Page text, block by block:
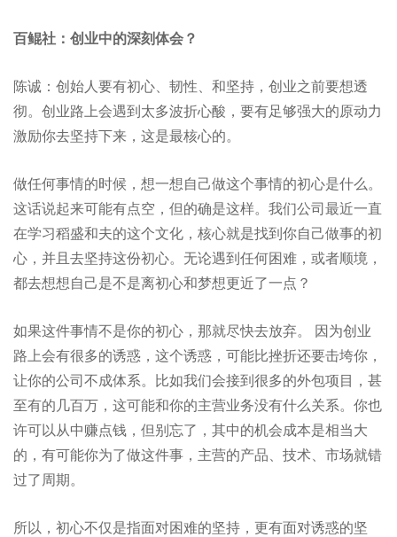
百鲲社：创业中的深刻体会？
陈诚：创始人要有初心、韧性、和坚持，创业之前要想透
彻。创业路上会遇到太多波折心酸，要有足够强大的原动力
激励你去坚持下来，这是最核心的。
做任何事情的时候，想一想自己做这个事情的初心是什么。
这话说起来可能有点空，但的确是这样。我们公司最近一直
在学习稻盛和夫的这个文化，核心就是找到你自己做事的初
心，并且去坚持这份初心。无论遇到任何困难，或者顺境，
都去想想自己是不是离初心和梦想更近了一点？
如果这件事情不是你的初心，那就尽快去放弃。 因为创业
路上会有很多的诱惑，这个诱惑，可能比挫折还要击垮你，
让你的公司不成体系。比如我们会接到很多的外包项目，甚
至有的几百万，这可能和你的主营业务没有什么关系。你也
许可以从中赚点钱，但别忘了，其中的机会成本是相当大
的，有可能你为了做这件事，主营的产品、技术、市场就错
过了周期。
所以，初心不仅是指面对困难的坚持，更有面对诱惑的坚